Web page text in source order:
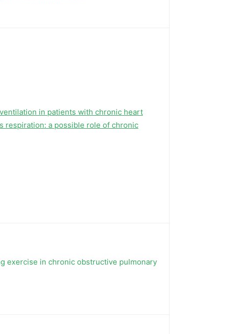
in patients with chronic heart
respiration: a possible role of chronic
exercise in chronic obstructive pulmonary